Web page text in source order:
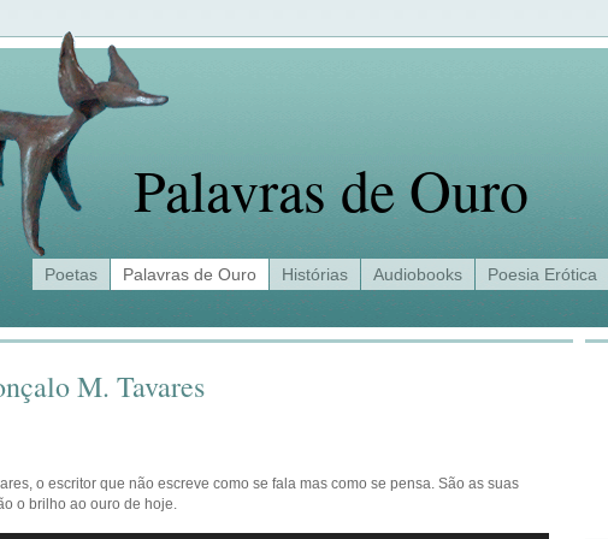
Palavras de Ouro
Poetas Palavras de Ouro Histórias Audiobooks Poesia Erótica
M. Tavares
o escritor que não escreve como se fala mas como se pensa. São as suas
o brilho ao ouro de hoje.